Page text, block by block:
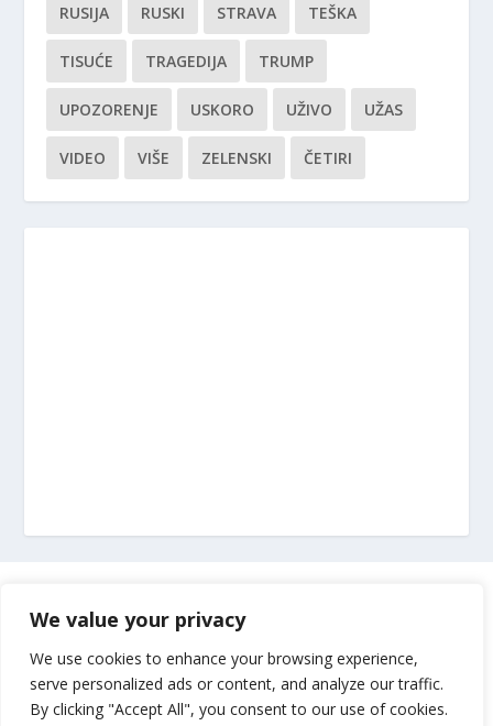
We value your privacy
We use cookies to enhance your browsing experience,
serve personalized ads or content, and analyze our traffic.
By clicking "Accept All", you consent to our use of cookies.
RUSIJA RUSKI STRAVA TEŠKA
TISUĆE TRAGEDIJA TRUMP
UPOZORENJE USKORO UŽIVO UŽAS
VIDEO VIŠE ZELENSKI ČETIRI
Impressum
Uvjeti korištenja